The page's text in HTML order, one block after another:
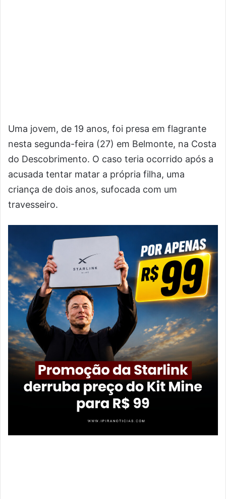
Uma jovem, de 19 anos, foi presa em flagrante
nesta segunda-feira (27) em Belmonte, na Costa
do Descobrimento. O caso teria ocorrido após a
acusada tentar matar a própria filha, uma
criança de dois anos, sufocada com um
travesseiro.